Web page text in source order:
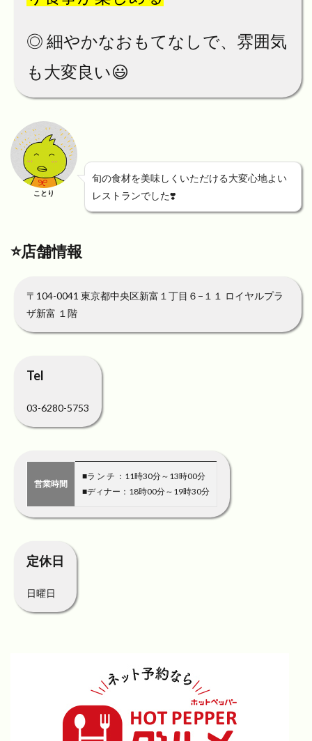
◎ 細やかなおもてなしで、雰囲気
も大変良い😃
ことり
旬の食材を美味しくいただける大変心地よい
レストランでした❣️
⭐️店舗情報
〒104-0041 東京都中央区新富１丁目６−１１ ロイヤルプラ
ザ新富 １階
Tel
03-6280-5753
営業時間
■ラ ン チ ：11時30分～13時00分
■ディナー：18時00分～19時30分
定休日
日曜日